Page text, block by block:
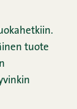
tuote